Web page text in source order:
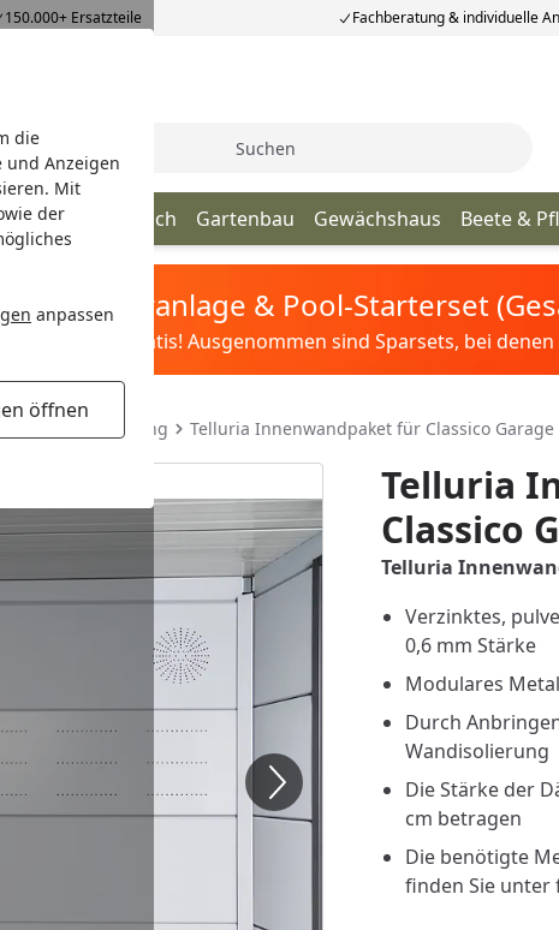
die
und Anzeigen
Mit
der
anpassen
öffnen
150.000+ Ersatzteile Fachberatung & individuelle
Suche
Terrassendach Gartenbau Gewächshaus Beete &
Sandfilteranlage & Pool-Starterset
Filter&Pflege gratis! Ausgenommen sind Sparsets, bei
& Aufbewahrung Telluria Innenwandpaket für Classico Garage
Telluria
Classico
Telluria
Verzinktes,
0,6 mm Stärke
Modulares
Durch
Wandisolierung
Die Stärke der
cm betragen
Die benötigte
finden Sie unter